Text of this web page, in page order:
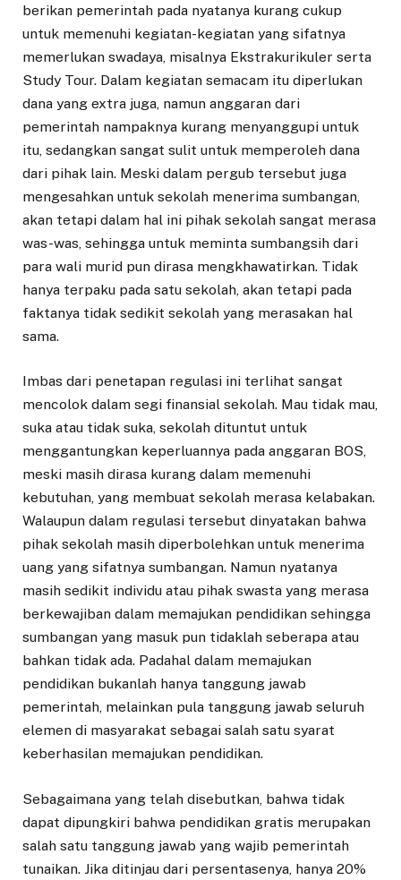
berikan pemerintah pada nyatanya kurang cukup
untuk memenuhi kegiatan-kegiatan yang sifatnya
memerlukan swadaya, misalnya Ekstrakurikuler serta
Study Tour. Dalam kegiatan semacam itu diperlukan
dana yang extra juga, namun anggaran dari
pemerintah nampaknya kurang menyanggupi untuk
itu, sedangkan sangat sulit untuk memperoleh dana
dari pihak lain. Meski dalam pergub tersebut juga
mengesahkan untuk sekolah menerima sumbangan,
akan tetapi dalam hal ini pihak sekolah sangat merasa
was-was, sehingga untuk meminta sumbangsih dari
para wali murid pun dirasa mengkhawatirkan. Tidak
hanya terpaku pada satu sekolah, akan tetapi pada
faktanya tidak sedikit sekolah yang merasakan hal
sama.
Imbas dari penetapan regulasi ini terlihat sangat
mencolok dalam segi finansial sekolah. Mau tidak mau,
suka atau tidak suka, sekolah dituntut untuk
menggantungkan keperluannya pada anggaran BOS,
meski masih dirasa kurang dalam memenuhi
kebutuhan, yang membuat sekolah merasa kelabakan.
Walaupun dalam regulasi tersebut dinyatakan bahwa
pihak sekolah masih diperbolehkan untuk menerima
uang yang sifatnya sumbangan. Namun nyatanya
masih sedikit individu atau pihak swasta yang merasa
berkewajiban dalam memajukan pendidikan sehingga
sumbangan yang masuk pun tidaklah seberapa atau
bahkan tidak ada. Padahal dalam memajukan
pendidikan bukanlah hanya tanggung jawab
pemerintah, melainkan pula tanggung jawab seluruh
elemen di masyarakat sebagai salah satu syarat
keberhasilan memajukan pendidikan.
Sebagaimana yang telah disebutkan, bahwa tidak
dapat dipungkiri bahwa pendidikan gratis merupakan
salah satu tanggung jawab yang wajib pemerintah
tunaikan. Jika ditinjau dari persentasenya, hanya 20%